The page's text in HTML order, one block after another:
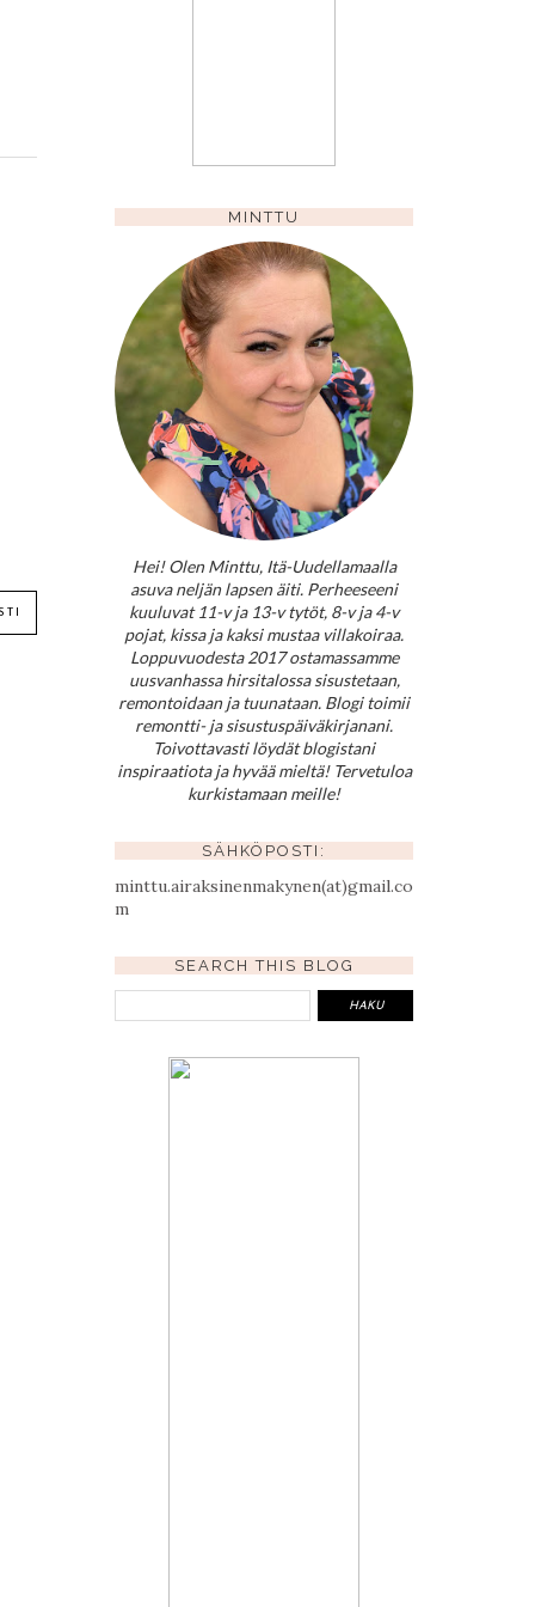
MINTTU
Hei! Olen Minttu, Itä-Uudellamaalla
asuva neljän lapsen äiti. Perheeseeni
kuuluvat 11-v ja 13-v tytöt, 8-v ja 4-v
pojat, kissa ja kaksi mustaa villakoiraa.
Loppuvuodesta 2017 ostamassamme
uusvanhassa hirsitalossa sisustetaan,
remontoidaan ja tuunataan. Blogi toimii
remontti- ja sisustuspäiväkirjanani.
Toivottavasti löydät blogistani
inspiraatiota ja hyvää mieltä! Tervetuloa
kurkistamaan meille!
SÄHKÖPOSTI:
minttu.airaksinenmakynen(at)gmail.co
m
SEARCH THIS BLOG